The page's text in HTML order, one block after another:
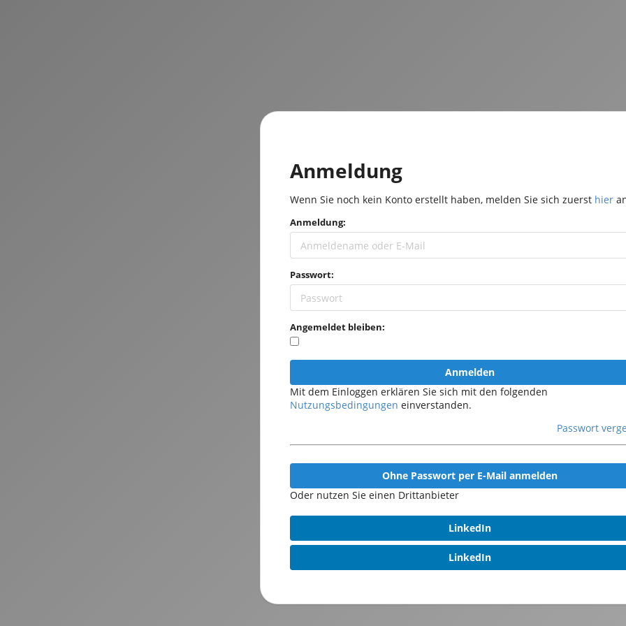
Anmeldung
Wenn Sie noch kein Konto erstellt haben, melden Sie sich zuerst hier
Anmeldung:
Passwort:
Angemeldet bleiben:
Anmelden
Mit dem Einloggen erklären Sie sich mit den folgenden
Nutzungsbedingungen einverstanden.
Passwort
Ohne Passwort per E-Mail anmelden
Oder nutzen Sie einen Drittanbieter
LinkedIn
LinkedIn